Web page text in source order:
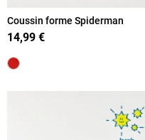
Coussin forme Spiderman
14,99 €